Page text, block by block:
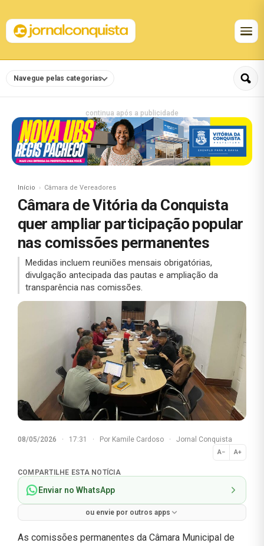
Navegue pelas categorias
continua após a publicidade
Início Câmara de Vereadores
Câmara de Vitória da Conquista
quer ampliar participação popular
nas comissões permanentes
Medidas incluem reuniões mensais obrigatórias,
divulgação antecipada das pautas e ampliação da
transparência nas comissões.
08/05/2026 · 17:31 · Por Kamile Cardoso · Jornal Conquista
A− A+
Normal
COMPARTILHE ESTA NOTÍCIA
Enviar no WhatsApp
ou envie por outros apps
As comissões permanentes da Câmara Municipal de